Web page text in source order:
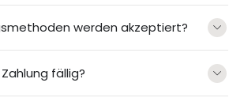
werden akzeptiert?
fällig?